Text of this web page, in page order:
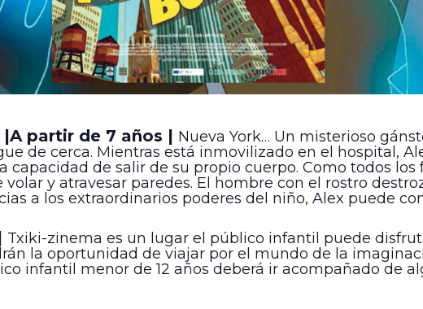
partir de 7 años | Nueva York… Un misterioso
de cerca. Mientras está inmovilizado en el hospital,
capacidad de salir de su propio cuerpo. Como todos
volar y atravesar paredes. El hombre con el rostro
a los extraordinarios poderes del niño, Alex puede
Txiki-zinema es un lugar el público infantil puede
la oportunidad de viajar por el mundo de la
infantil menor de 12 años deberá ir acompañado de